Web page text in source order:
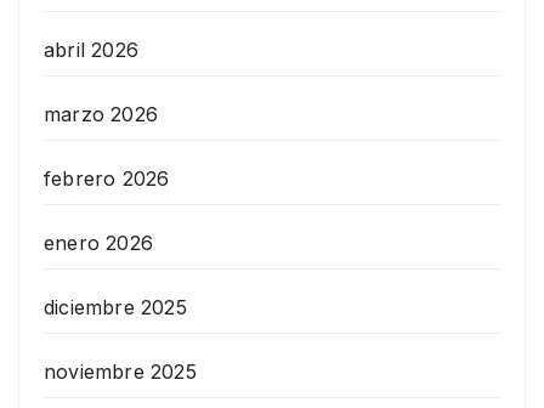
abril 2026
marzo 2026
febrero 2026
enero 2026
diciembre 2025
noviembre 2025